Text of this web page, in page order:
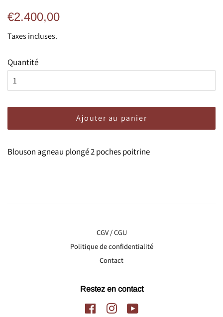
Prix
€2.400,00
Taxes incluses.
Quantité
Ajouter au panier
Blouson agneau plongé 2 poches poitrine
CGV / CGU
Politique de confidentialité
Contact
Restez en contact
FacebookInstagram